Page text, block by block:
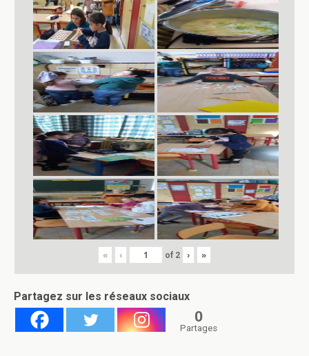
« ‹ of 2 › »
Partagez sur les réseaux sociaux
0
Partages